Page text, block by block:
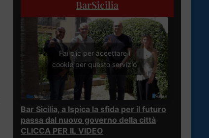
BarSicilia
Fai clic per accettare i
cookie per questo servizio
Bar Sicilia, a Ispica la sfida per il futuro
passa dal nuovo governo della città
CLICCA PER IL VIDEO